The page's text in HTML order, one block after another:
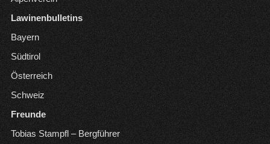
Lawinenbulletins
Bayern
Südtirol
Österreich
Schweiz
Freunde
Tobias Stampfl – Bergführer